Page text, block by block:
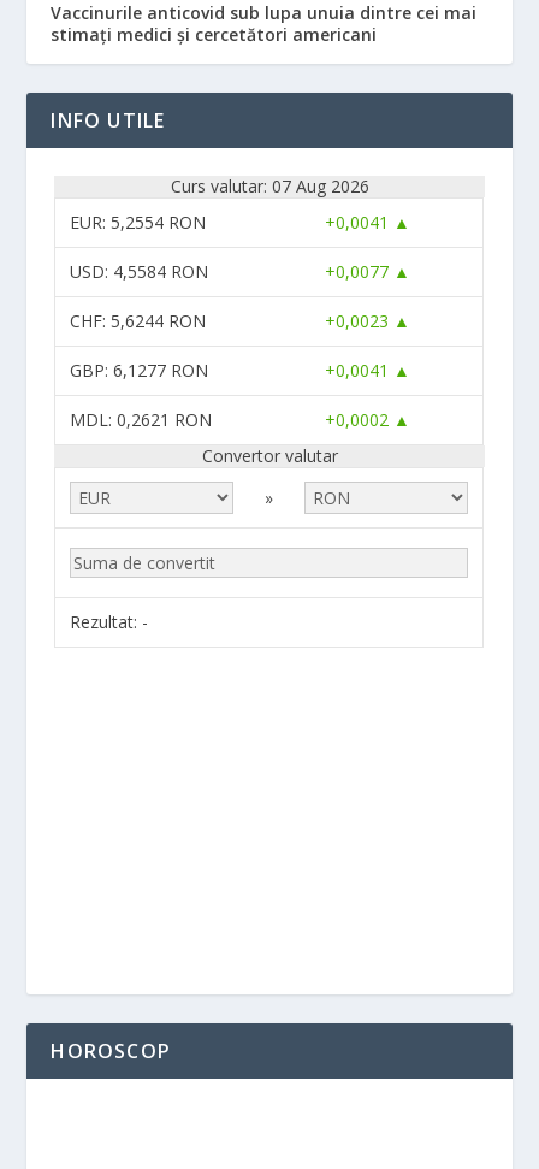
Vaccinurile anticovid sub lupa unuia dintre cei mai
stimați medici și cercetători americani
INFO UTILE
Curs valutar: 07 Aug 2026
EUR: 5,2554 RON +0,0041 ▲
USD: 4,5584 RON +0,0077 ▲
CHF: 5,6244 RON +0,0023 ▲
GBP: 6,1277 RON +0,0041 ▲
MDL: 0,2621 RON
+0,0002 ▲
Convertor valutar
»
Rezultat: -
HOROSCOP